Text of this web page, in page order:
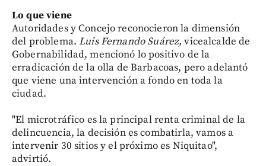
Lo que viene
Autoridades y Concejo reconocieron la dimensión
del problema.Luis Fernando Suárez,vicealcalde de
Gobernabilidad, mencionó lo positivo de la
erradicación de la olla de Barbacoas, pero adelantó
que viene una intervención a fondo en toda la
ciudad.
"El microtráfico es la principal renta criminal de la
delincuencia, la decisión es combatirla, vamos a
intervenir 30 sitios y el próximo es Niquitao",
advirtió.